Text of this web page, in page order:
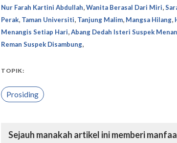
Nur Farah Kartini Abdullah,Wanita Berasal Dari Miri,
Perak, Taman Universiti, Tanjung Malim, Mangsa Hilang,
Menangis Setiap Hari,Abang Dedah Isteri Suspek
Reman Suspek Disambung,
TOPIK:
Prosiding
Sejauh manakah artikel ini memberi